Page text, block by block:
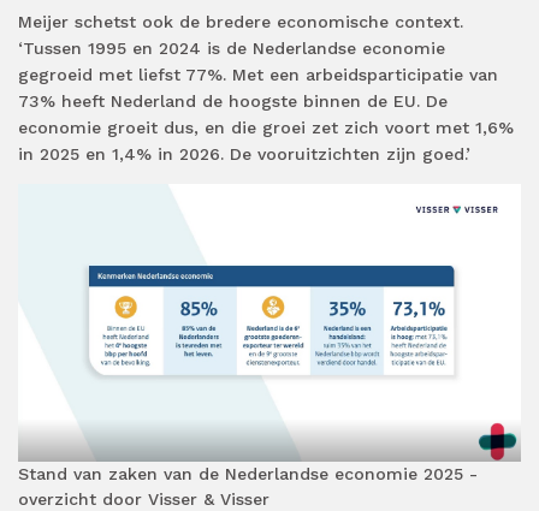
Meijer schetst ook de bredere economische context.
‘Tussen 1995 en 2024 is de Nederlandse economie
gegroeid met liefst 77%. Met een arbeidsparticipatie van
73% heeft Nederland de hoogste binnen de EU. De
economie groeit dus, en die groei zet zich voort met 1,6%
in 2025 en 1,4% in 2026. De vooruitzichten zijn goed.’
Stand van zaken van de Nederlandse economie 2025 -
overzicht door Visser & Visser